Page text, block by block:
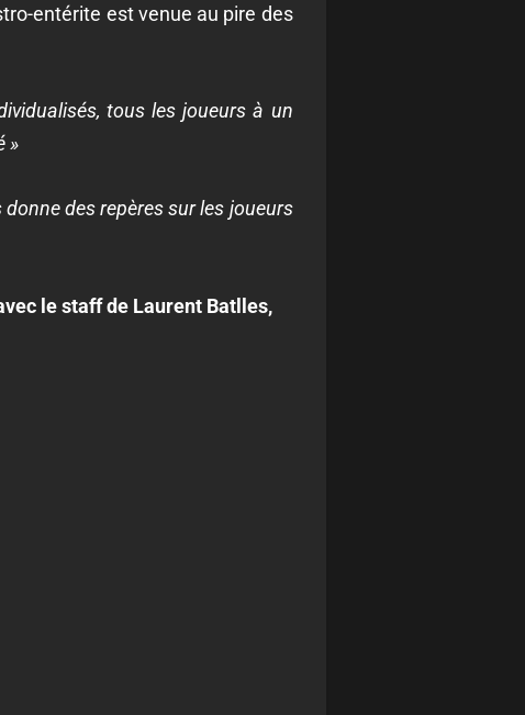
entérite est venue au pire des
tous les joueurs à un
»
des repères sur les joueurs
le staff de Laurent Batlles,